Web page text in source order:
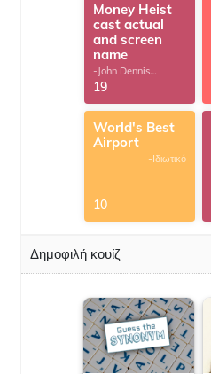
Money Heist
cast actual
and screen
name
-John Dennis
G.Thomas
19
World's Best
Airport
-Ιδιωτικό
10
Δημοφιλή κουίζ